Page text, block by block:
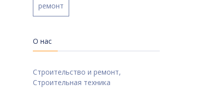
ремонт
О нас
Строительство и ремонт,
Строительная техника